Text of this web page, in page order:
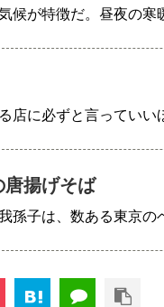
候が特徴だ。昼夜の
店に必ずと言ってい
揚げそば
孫子は、数ある東京